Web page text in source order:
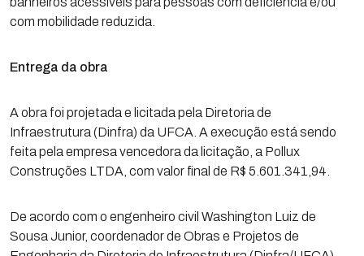
com mobilidade reduzida.
Entrega da obra
A obra foi projetada e licitada pela Diretoria de
Infraestrutura (Dinfra) da UFCA. A execução está sendo
feita pela empresa vencedora da licitação, a Pollux
Construções LTDA, com valor final de R$ 5.601.341,94.
De acordo com o engenheiro civil Washington Luiz de
Sousa Junior, coordenador de Obras e Projetos de